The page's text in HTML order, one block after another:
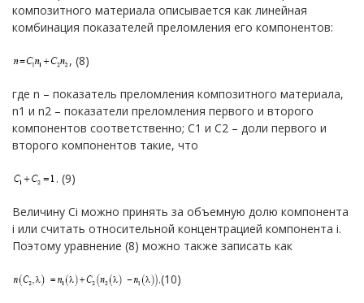
композитного материала описывается как линейная
комбинация показателей преломления его компонентов:
, (8)
где n – показатель преломления композитного материала,
n1 и n2 – показатели преломления первого и второго
компонентов соответственно; C1 и C2 – доли первого и
второго компонентов такие, что
. (9)
Величину Ci можно принять за объемную долю компонента
i или считать относительной концентрацией компонента i.
Поэтому уравнение (8) можно также записать как
.(10)